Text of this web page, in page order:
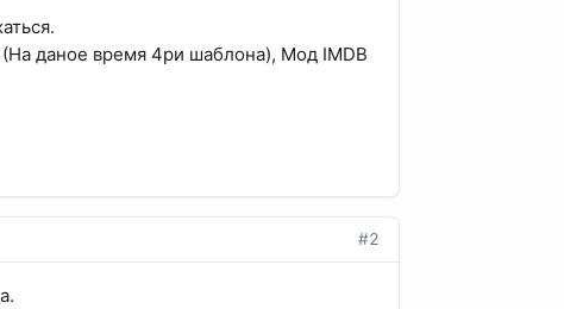
даное время 4ри шаблона), Мод IMDB
#2